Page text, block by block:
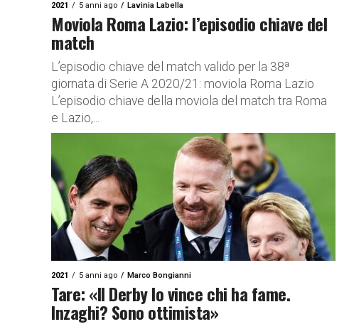
2021 5 anni ago Lavinia Labella
Moviola Roma Lazio: l’episodio chiave del
match
L’episodio chiave del match valido per la 38ª
giornata di Serie A 2020/21: moviola Roma Lazio
L’episodio chiave della moviola del match tra Roma
e Lazio,...
2021 5 anni ago Marco Bongianni
Tare: «Il Derby lo vince chi ha fame.
Inzaghi? Sono ottimista»